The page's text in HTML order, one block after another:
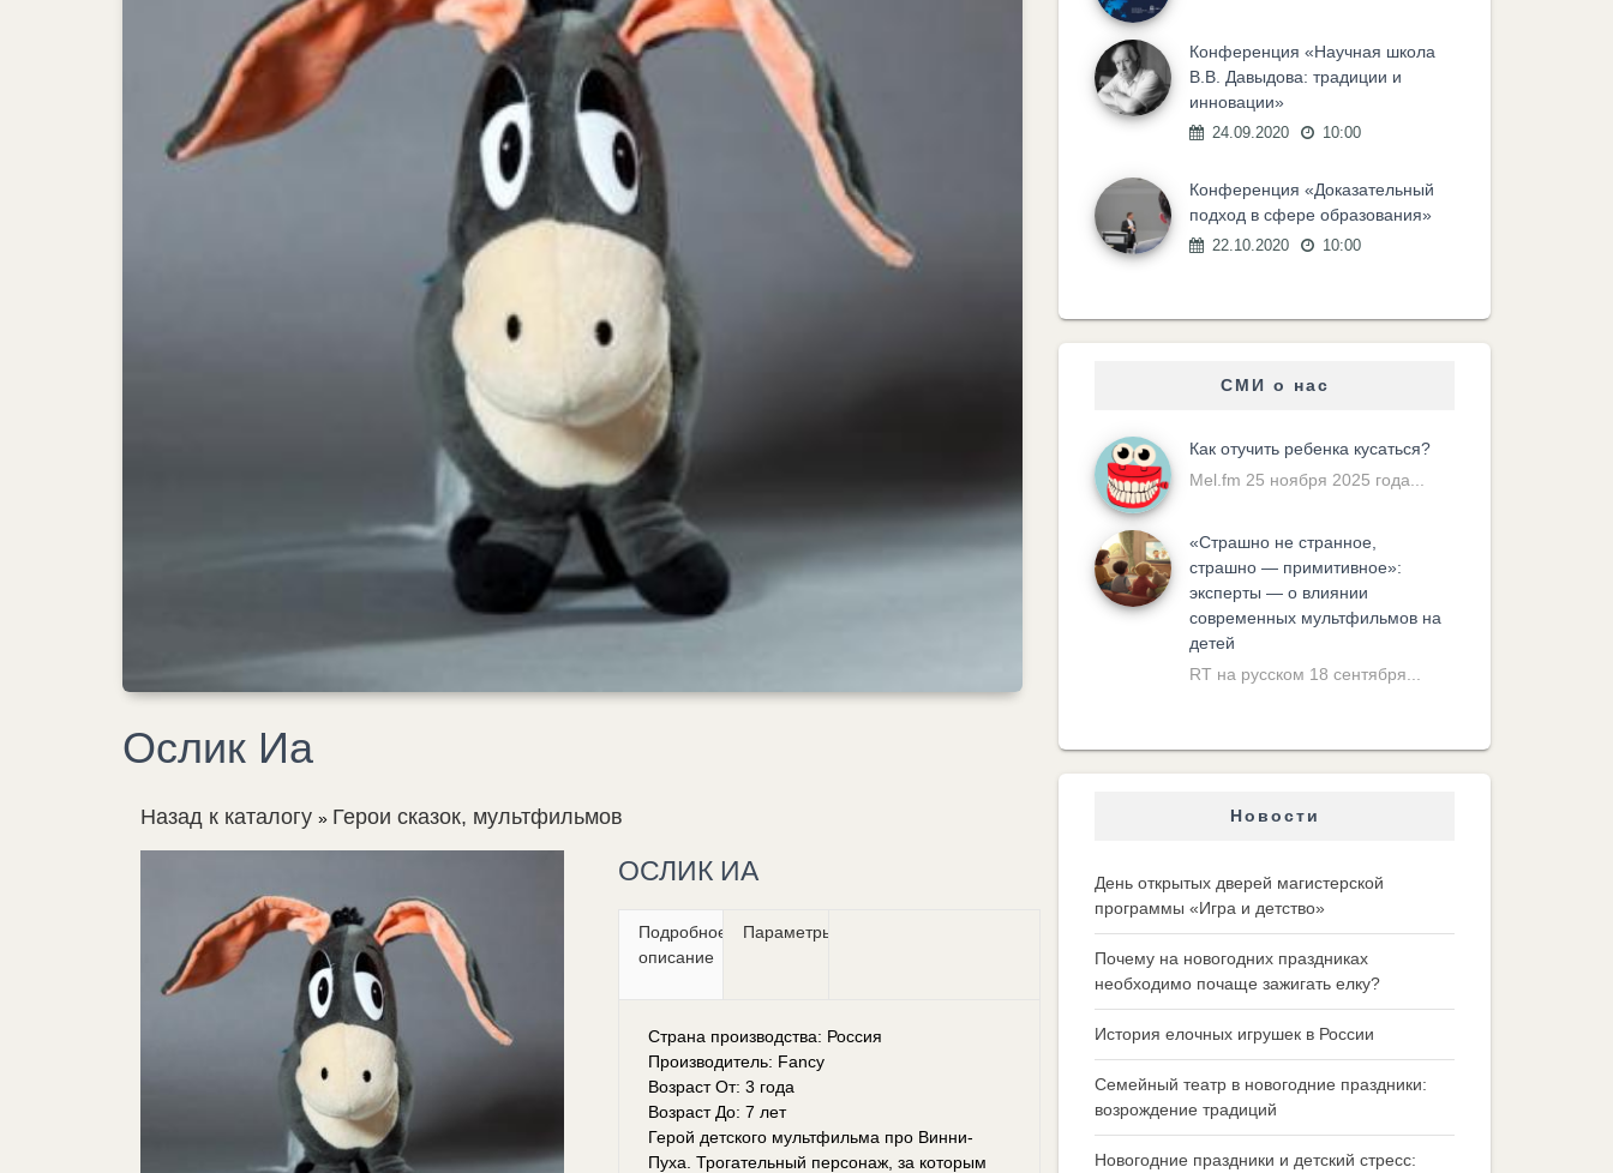
Ослик Иа
Назад к каталогу Герои сказок, мультфильмов
ОСЛИК ИА
Подробное
описание
Параметры
Страна производства: Россия
Производитель: Fancy
Возраст От: 3 года
Возраст До: 7 лет
Герой детского мультфильма про Винни-
Пуха. Трогательный персонаж, за которым
Конференция «Научная школа
В.В. Давыдова: традиции и
инновации»
24.09.2020 10:00
Конференция «Доказательный
подход в сфере образования»
22.10.2020 10:00
СМИ о нас
Как отучить ребенка кусаться?
Mel.fm 25 ноября 2025 года...
«Cтрашно не странное,
страшно — примитивное»:
эксперты — о влиянии
современных мультфильмов на
детей
RT на русском 18 сентября...
Новости
День открытых дверей магистерской
программы «Игра и детство»
Почему на новогодних праздниках
необходимо почаще зажигать елку?
История елочных игрушек в России
Семейный театр в новогодние праздники:
возрождение традиций
Новогодние праздники и детский стресс: